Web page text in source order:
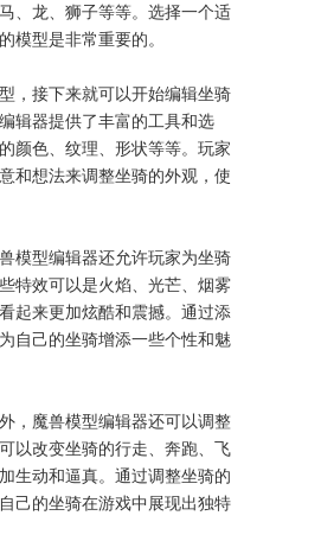
、龙、狮子等等。选择一个适
模型是非常重要的。
，接下来就可以开始编辑坐骑
辑器提供了丰富的工具和选
颜色、纹理、形状等等。玩家
和想法来调整坐骑的外观，使
模型编辑器还允许玩家为坐骑
特效可以是火焰、光芒、烟雾
起来更加炫酷和震撼。通过添
自己的坐骑增添一些个性和魅
，魔兽模型编辑器还可以调整
以改变坐骑的行走、奔跑、飞
生动和逼真。通过调整坐骑的
己的坐骑在游戏中展现出独特